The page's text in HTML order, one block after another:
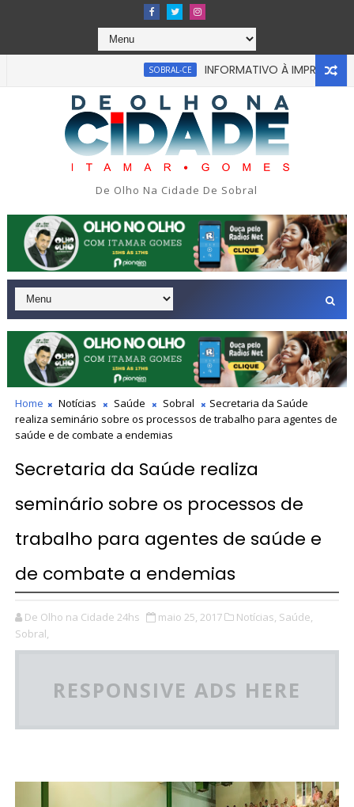
SOBRAL-CE INFORMATIVO À IMPRENSA
em tragédia na tarde da última segunda-feira 13/07/2026 na
De Olho Na Cidade De Sobral
Home Notícias Saúde Sobral
Secretaria da Saúde
realiza seminário sobre os processos de trabalho para agentes de
saúde e de combate a endemias
Secretaria da Saúde realiza
seminário sobre os processos de
trabalho para agentes de saúde e
de combate a endemias
De Olho na Cidade 24hs maio 25, 2017 Notícias, Saúde,
Sobral,
RESPONSIVE ADS HERE